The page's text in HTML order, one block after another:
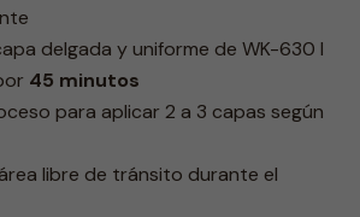
delgada y uniforme de WK-630 I
45 minutos
para aplicar 2 a 3 capas según
libre de tránsito durante el